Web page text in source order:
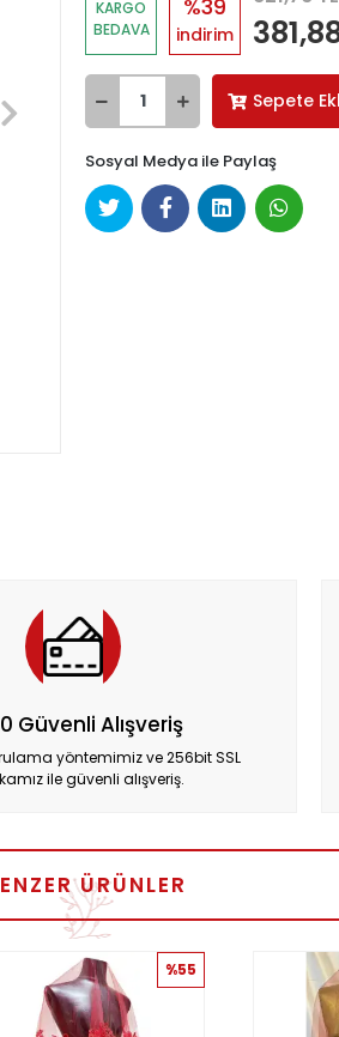
KARGO
BEDAVA
%39
indirim
Sepete
Sosyal Medya ile Paylaş
Güvenli Alışveriş
yöntemimiz ve 256bit SSL
ile güvenli alışveriş.
ÜRÜNLER
%55